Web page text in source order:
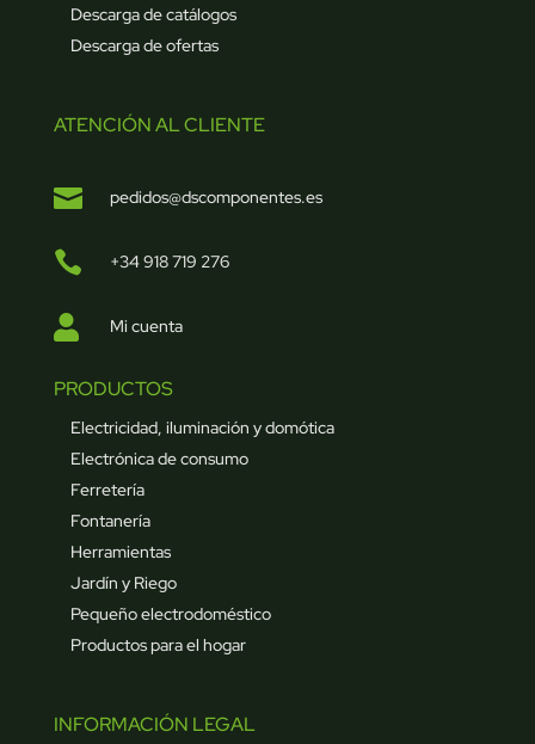
Descarga de catálogos
Descarga de ofertas
ATENCIÓN AL CLIENTE
 pedidos@dscomponentes.es
 +34 918 719 276
 Mi cuenta
PRODUCTOS
Electricidad, iluminación y domótica
Electrónica de consumo
Ferretería
Fontanería
Herramientas
Jardín y Riego
Pequeño electrodoméstico
Productos para el hogar
INFORMACIÓN LEGAL